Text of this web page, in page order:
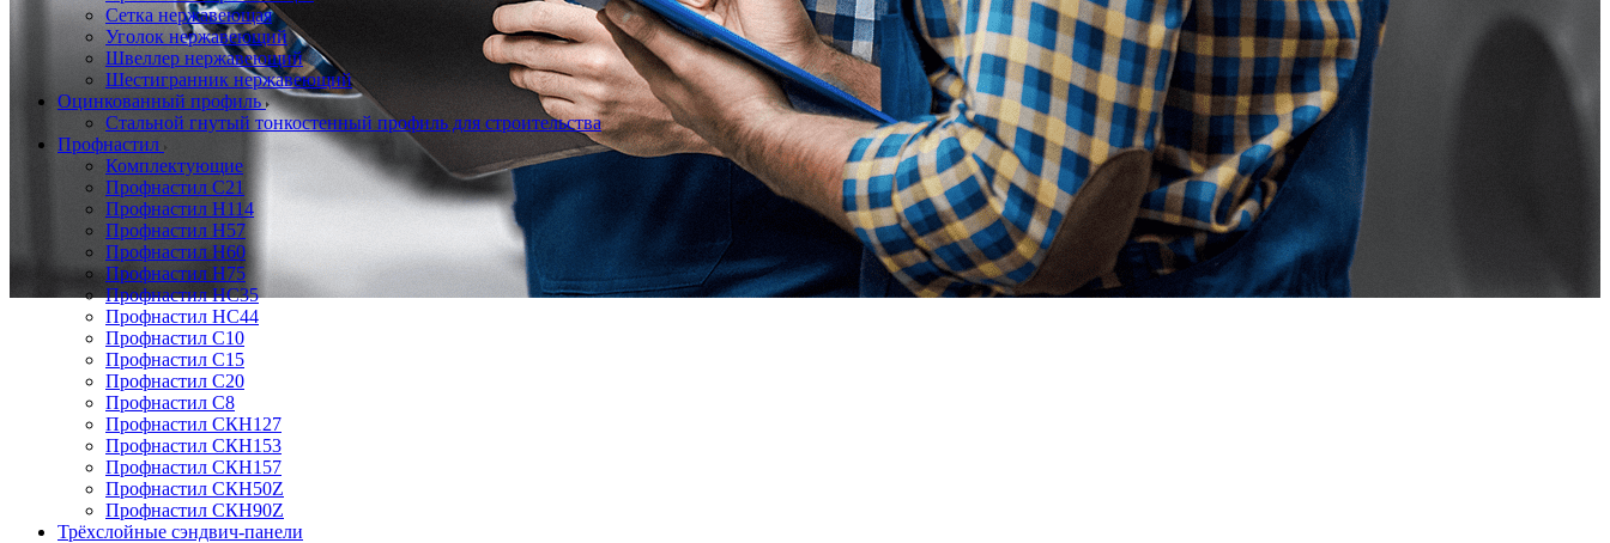
Сетка нержавеющая
Уголок нержавеющий
Швеллер нержавеющий
Шестигранник нержавеющий
Оцинкованный профиль
Стальной гнутый тонкостенный профиль для строительства
Профнастил
Комплектующие
Профнастил C21
Профнастил Н114
Профнастил Н57
Профнастил Н60
Профнастил Н75
Профнастил НС35
Профнастил НС44
Профнастил С10
Профнастил С15
Профнастил С20
Профнастил С8
Профнастил СКН127
Профнастил СКН153
Профнастил СКН157
Профнастил СКН50Z
Профнастил СКН90Z
Трёхслойные сэндвич-панели